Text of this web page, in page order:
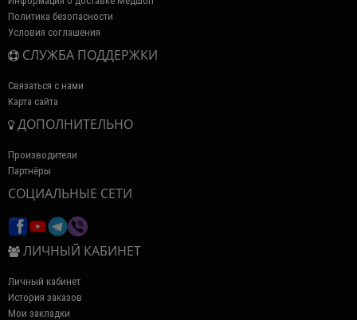
Политика безопасности
Условия соглашения
СЛУЖБА ПОДДЕРЖКИ
Связаться с нами
Карта сайта
ДОПОЛНИТЕЛЬНО
Производители
Партнёры
СОЦИАЛЬНЫЕ СЕТИ
ЛИЧНЫЙ КАБИНЕТ
Личный кабинет
История заказов
Мои закладки